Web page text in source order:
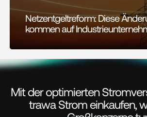
Netzentgeltreform: Diese
kommen auf
Mit der optimierten
trawa Strom einkaufen,